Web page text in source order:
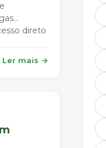
direto
Ler mais →